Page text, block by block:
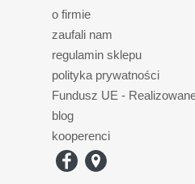
o firmie
zaufali nam
regulamin sklepu
polityka prywatności
Fundusz UE -
blog
kooperenci